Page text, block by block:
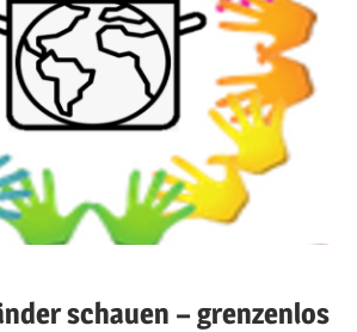
schauen – grenzenlos